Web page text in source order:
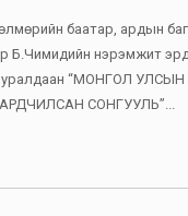
баатар, ардын
Б.Чимидийн нэрэмжит
уралдаан “МОНГОЛ
СОНГУУЛЬ”...